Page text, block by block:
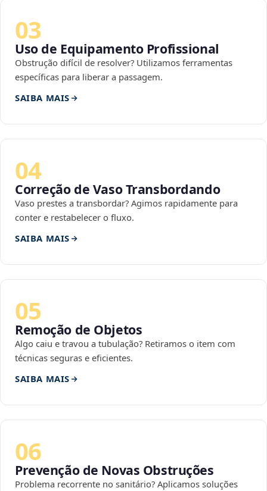
03
Uso de Equipamento Profissional
Obstrução difícil de resolver? Utilizamos ferramentas
específicas para liberar a passagem.
SAIBA MAIS
04
Correção de Vaso Transbordando
Vaso prestes a transbordar? Agimos rapidamente para
conter e restabelecer o fluxo.
SAIBA MAIS
05
Remoção de Objetos
Algo caiu e travou a tubulação? Retiramos o item com
técnicas seguras e eficientes.
SAIBA MAIS
06
Prevenção de Novas Obstruções
Problema recorrente no sanitário? Aplicamos soluções